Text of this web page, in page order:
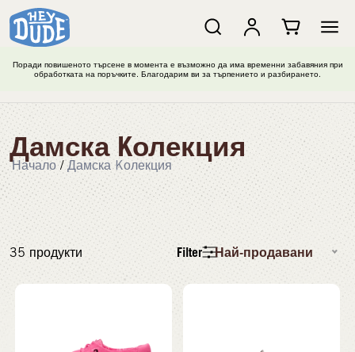
Поради повишеното търсене в момента е възможно да има временни забавяния при
обработката на поръчките. Благодарим ви за търпението и разбирането.
Дамска Kолекция
Начало / Дамска Kолекция
35 продукти Filter Най-продавани